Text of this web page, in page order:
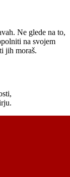
Ne glede na to,
na svojem
jih moraš.